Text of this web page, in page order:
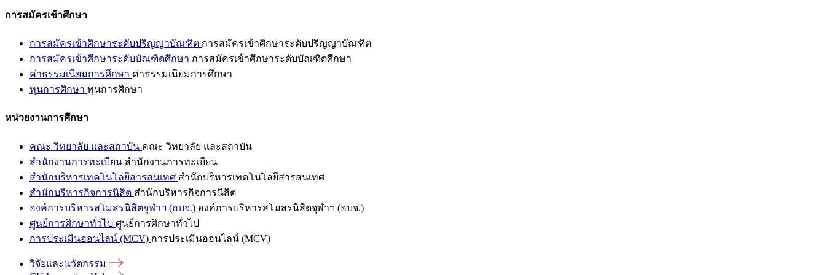
การสมัครเข้าศึกษา
การสมัครเข้าศึกษาระดับปริญญาบัณฑิต การสมัครเข้าศึกษาระดับปริญญาบัณฑิต
การสมัครเข้าศึกษาระดับบัณฑิตศึกษา การสมัครเข้าศึกษาระดับบัณฑิตศึกษา
ค่าธรรมเนียมการศึกษา ค่าธรรมเนียมการศึกษา
ทุนการศึกษา ทุนการศึกษา
หน่วยงานการศึกษา
คณะ วิทยาลัย และสถาบัน คณะ วิทยาลัย และสถาบัน
สำนักงานการทะเบียน สำนักงานการทะเบียน
สำนักบริหารเทคโนโลยีสารสนเทศ สำนักบริหารเทคโนโลยีสารสนเทศ
สำนักบริหารกิจการนิสิต สำนักบริหารกิจการนิสิต
องค์การบริหารสโมสรนิสิตจุฬาฯ (อบจ.) องค์การบริหารสโมสรนิสิตจุฬาฯ (อบจ.)
ศูนย์การศึกษาทั่วไป ศูนย์การศึกษาทั่วไป
การประเมินออนไลน์ (MCV) การประเมินออนไลน์ (MCV)
วิจัยและนวัตกรรม